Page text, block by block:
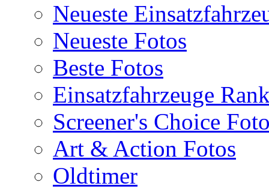
Neueste
Neueste Fotos
Beste Fotos
Einsatzfahrzeuge
Screener's Choice
Art & Action Fotos
Oldtimer